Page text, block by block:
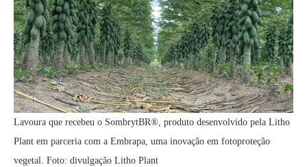
Lavoura que recebeu o SombrytBR®, produto desenvolvido pela Litho
Plant em parceria com a Embrapa, uma inovação em fotoproteção
vegetal. Foto: divulgação Litho Plant